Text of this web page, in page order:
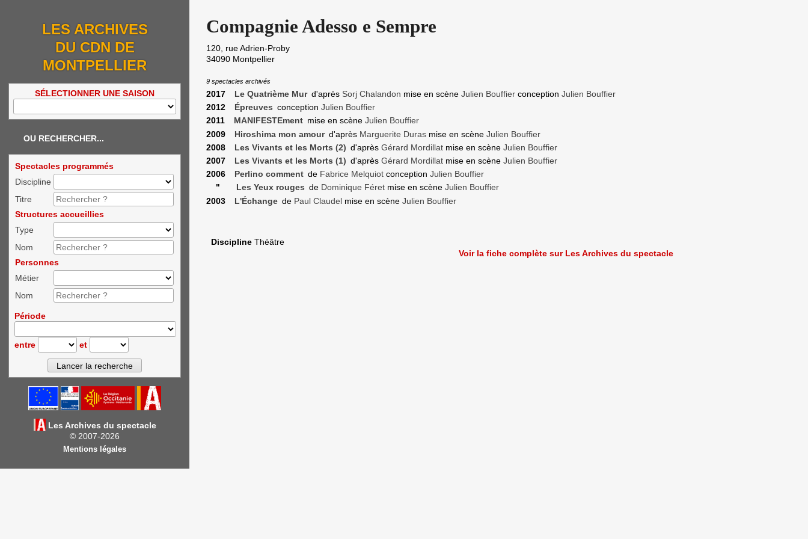
LES ARCHIVES
DU CDN DE
MONTPELLIER
SÉLECTIONNER UNE SAISON
OU RECHERCHER...
Spectacles programmés
Discipline
Titre
Structures accueillies
Type
Nom
Personnes
Métier
Nom
Période
entre et
Les Archives du spectacle
© 2007-2026
Mentions légales
Compagnie Adesso e Sempre
120, rue Adrien-Proby
34090 Montpellier
9 spectacles archivés
2017 Le Quatrième Murd'après Sorj Chalandon mise en scène Julien Bouffier conception Julien Bouffier
2012
Épreuves conception Julien Bouffier
2011
MANIFESTEment mise en scène Julien Bouffier
2009
Hiroshima mon amourd'après Marguerite Duras mise en scène Julien Bouffier
2008
Les Vivants et les Morts (2) d'après Gérard Mordillat mise en scène Julien Bouffier
2007
Les Vivants et les Morts (1) d'après Gérard Mordillat mise en scène Julien Bouffier
2006
Perlino comment de Fabrice Melquiot conception Julien Bouffier
"
Les Yeux rouges de Dominique Féret mise en scène Julien Bouffier
2003
L'Échange de Paul Claudel mise en scène Julien Bouffier
Discipline Théâtre
Voir la fiche complète sur Les Archives du spectacle